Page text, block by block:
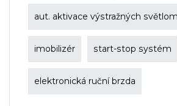
aut. aktivace výstražných
imobilizér start-stop systém
elektronická ruční brzda